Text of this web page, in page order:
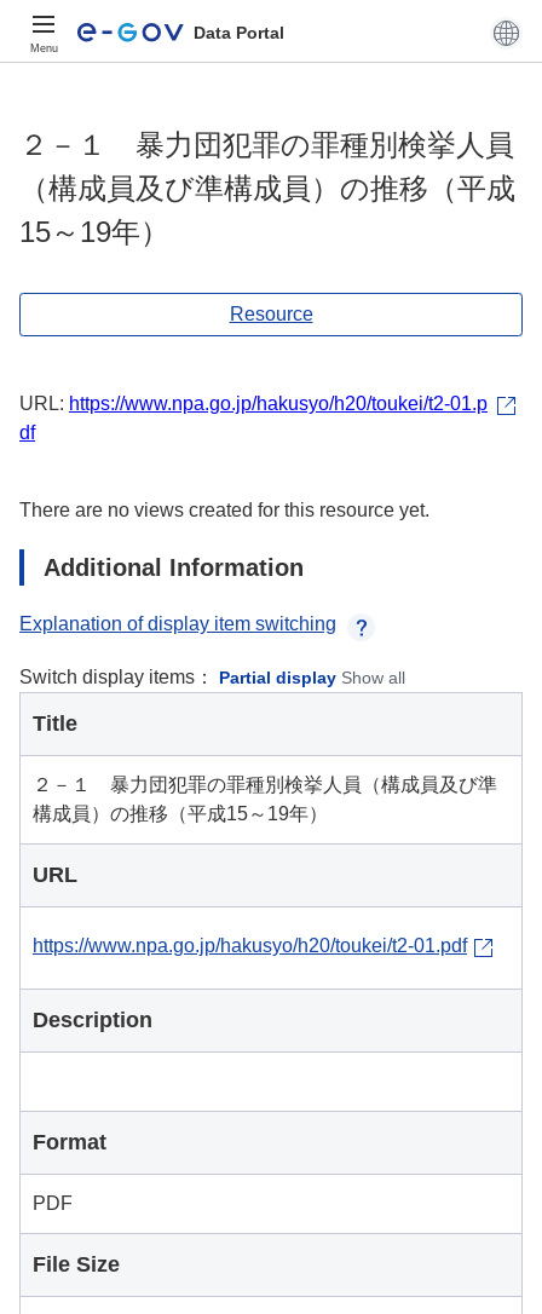
Menu
Data Portal
２－１ 暴力団犯罪の罪種別検挙人員
（構成員及び準構成員）の推移（平成
15～19年）
Resource
URL: https://www.npa.go.jp/hakusyo/h20/toukei/t2-01.p
df
There are no views created for this resource yet.
Additional Information
Explanation of display item switching
Switch display items： Partial display Show all
Title
２－１ 暴力団犯罪の罪種別検挙人員（構成員及び準
構成員）の推移（平成15～19年）
URL
https://www.npa.go.jp/hakusyo/h20/toukei/t2-01.pdf
Description
Format
PDF
File Size